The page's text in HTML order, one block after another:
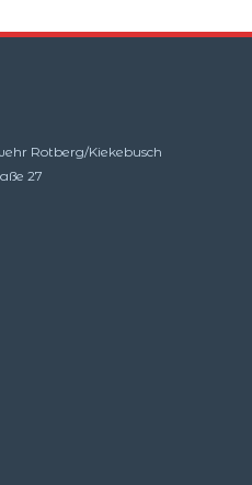
Rotberg/Kiekebusch
27